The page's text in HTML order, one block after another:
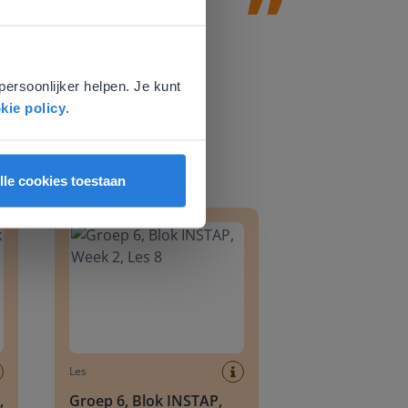
helpen. Je kunt
policy.
cookies toestaan
Les
Groep 6, Blok INSTAP,